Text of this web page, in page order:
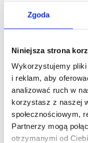
Zgoda
Niniejsza strona
Wykorzystujemy
i reklam, aby
analizować ruch w
korzystasz z naszej
społecznościowym,
Partnerzy mogą
otrzymanymi od
Dowiedz się więcej:
sennego
Do zespołu Szpitala
doświadczeniem w
sennego. Witamy na
Umów się na
Posłuchaj